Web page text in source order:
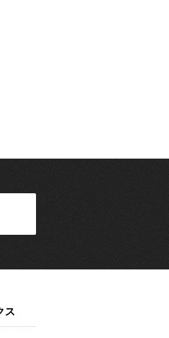
ス